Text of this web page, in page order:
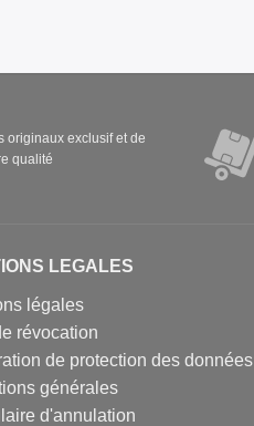
originaux exclusif et de
qualité
LEGALES
légales
révocation
de protection des données
générales
d'annulation